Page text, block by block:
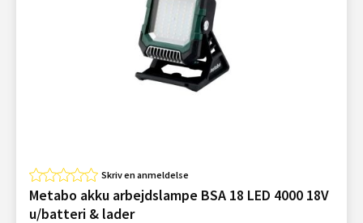
Skriv en anmeldelse
Metabo akku arbejdslampe BSA 18 LED 4000 18V
u/batteri & lader